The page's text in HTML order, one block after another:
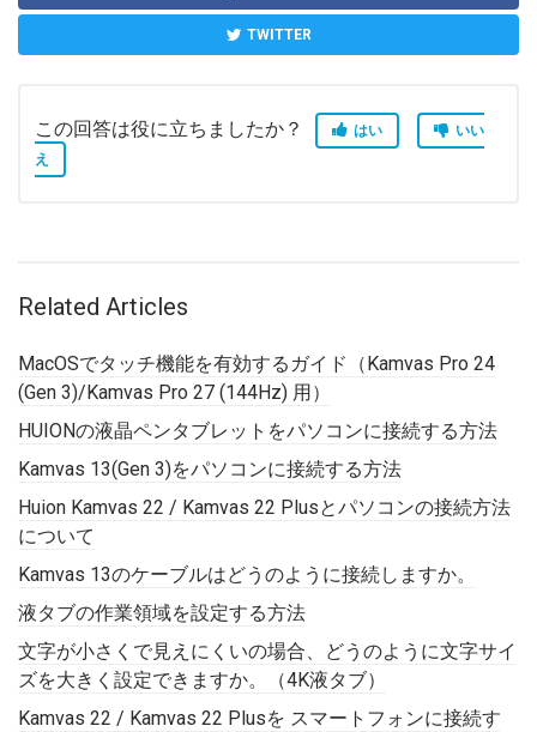
TWITTER
この回答は役に立ちましたか？ はい
いい
え
Related Articles
MacOSでタッチ機能を有効するガイド（Kamvas Pro 24
(Gen 3)/Kamvas Pro 27 (144Hz) 用）
HUIONの液晶ペンタブレットをパソコンに接続する方法
Kamvas 13(Gen 3)をパソコンに接続する方法
Huion Kamvas 22 / Kamvas 22 Plusとパソコンの接続方法
について
Kamvas 13のケーブルはどうのように接続しますか。
液タブの作業領域を設定する方法
文字が小さくで見えにくいの場合、どうのように文字サイ
ズを大きく設定できますか。（4K液タブ）
Kamvas 22 / Kamvas 22 Plusを スマートフォンに接続す